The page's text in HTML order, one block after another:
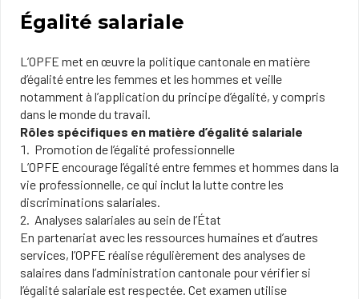
Égalité salariale
L’OPFE met en œuvre la politique cantonale en matière
d’égalité entre les femmes et les hommes et veille
notamment à l’application du principe d’égalité, y compris
dans le monde du travail.
Rôles spécifiques en matière d’égalité salariale
Promotion de l’égalité professionnelle
L’OPFE encourage l’égalité entre femmes et hommes dans la
vie professionnelle, ce qui inclut la lutte contre les
discriminations salariales.
Analyses salariales au sein de l’État
En partenariat avec les ressources humaines et d’autres
services, l’OPFE réalise régulièrement des analyses de
salaires dans l’administration cantonale pour vérifier si
l’égalité salariale est respectée. Cet examen utilise